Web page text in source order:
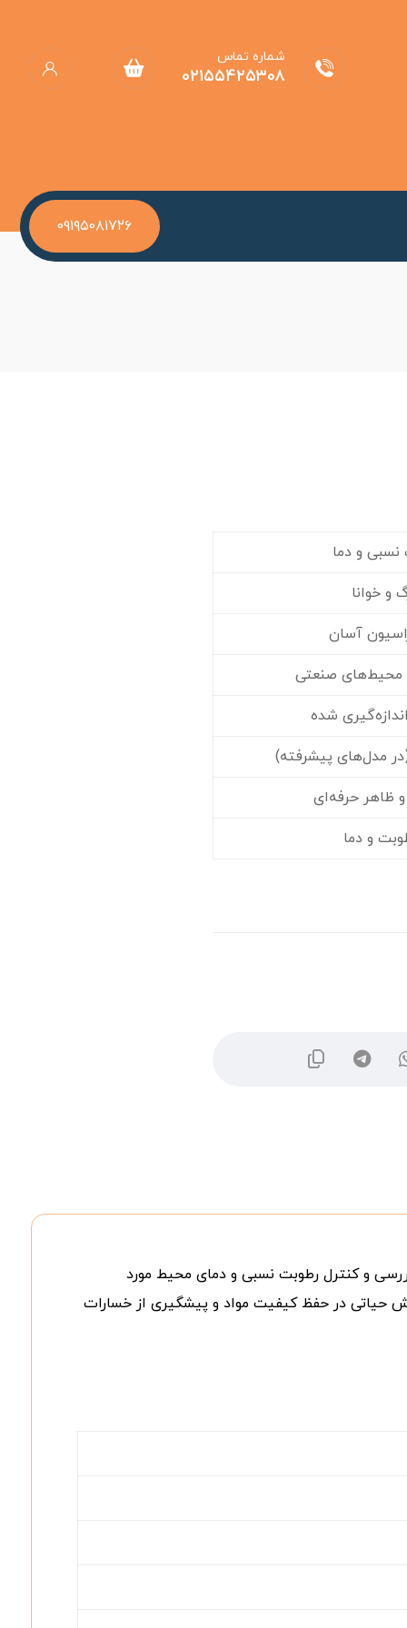
شماره تماس
۰۲۱۵۵۴۲۵۳۰۸
۰۹۱۹۵۰۸۱۷۲۶
نسبی و دما
و خوانا
آسان
و محیط‌های صنعتی
شده
(در مدل‌های پیشرفته)
و ظاهر حرفه‌ای
و دما
و کنترل رطوبت نسبی و دمای محیط مورد
حیاتی در حفظ کیفیت مواد و پیشگیری از خسارات